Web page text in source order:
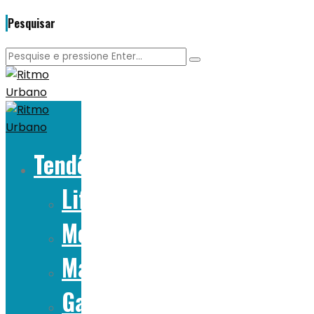
Pesquisar
Tendências
Lifestyle
Moda
Marcas
Gadgets